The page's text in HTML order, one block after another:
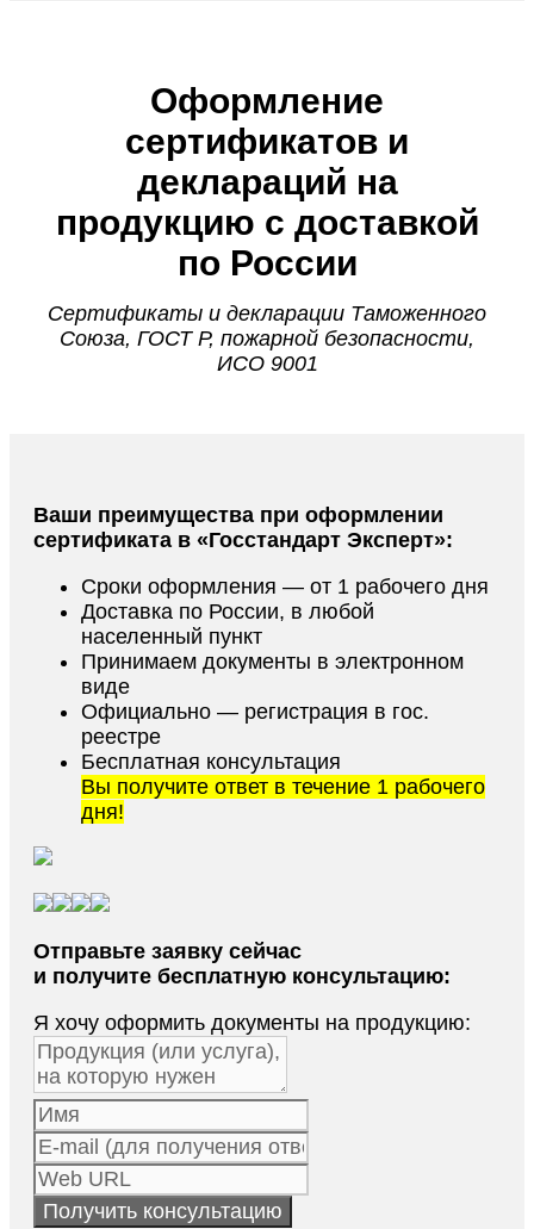
Оформление
сертификатов и
деклараций на
продукцию с доставкой
по России
Сертификаты и декларации Таможенного
Союза, ГОСТ Р, пожарной безопасности,
ИСО 9001
Ваши преимущества при оформлении
сертификата в «Госстандарт Эксперт»:
Сроки оформления — от 1 рабочего дня
Доставка по России, в любой
населенный пункт
Принимаем документы в электронном
виде
Официально — регистрация в гос.
реестре
Бесплатная консультация
Вы получите ответ в течение 1 рабочего
дня!
Отправьте заявку сейчас
и получите бесплатную консультацию:
Я хочу оформить документы на продукцию: